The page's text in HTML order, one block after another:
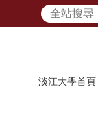
淡江大學首頁